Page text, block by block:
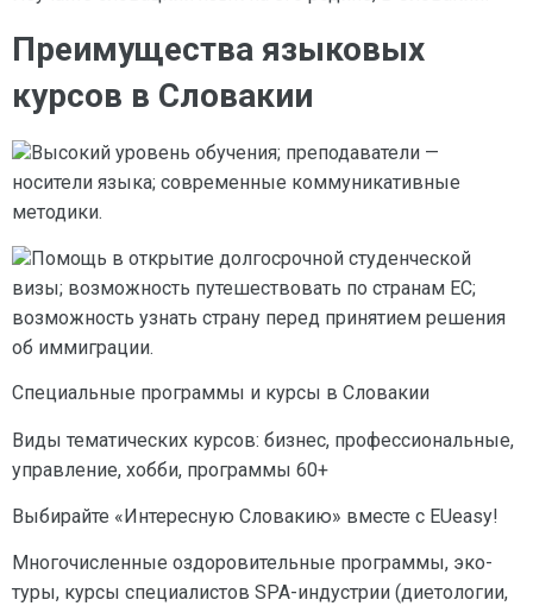
Преимущества языковых
курсов в Словакии
Высокий уровень обучения; преподаватели —
носители языка; современные коммуникативные
методики.
Помощь в открытие долгосрочной студенческой
визы; возможность путешествовать по странам ЕС;
возможность узнать страну перед принятием решения
об иммиграции.
Специальные программы и курсы в Словакии
Виды тематических курсов: бизнес, профессиональные,
управление, хобби, программы 60+
Выбирайте «Интересную Словакию» вместе с EUeasy!
Многочисленные оздоровительные программы, эко-
туры, курсы специалистов SPA-индустрии (диетологии,